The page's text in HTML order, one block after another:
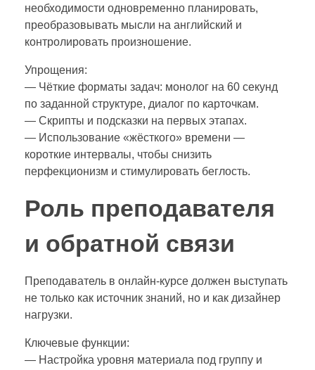
необходимости одновременно планировать,
преобразовывать мысли на английский и
контролировать произношение.
Упрощения:
— Чёткие форматы задач: монолог на 60 секунд
по заданной структуре, диалог по карточкам.
— Скрипты и подсказки на первых этапах.
— Использование «жёсткого» времени —
короткие интервалы, чтобы снизить
перфекционизм и стимулировать беглость.
Роль преподавателя
и обратной связи
Преподаватель в онлайн‑курсе должен выступать
не только как источник знаний, но и как дизайнер
нагрузки.
Ключевые функции:
— Настройка уровня материала под группу и